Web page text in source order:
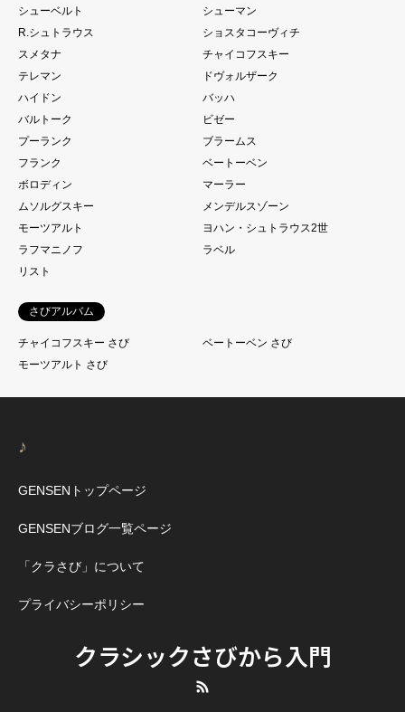
シューベルト
シューマン
R.シュトラウス
ショスタコーヴィチ
スメタナ
チャイコフスキー
テレマン
ドヴォルザーク
ハイドン
バッハ
バルトーク
ビゼー
プーランク
ブラームス
フランク
ベートーベン
ボロディン
マーラー
ムソルグスキー
メンデルスゾーン
モーツアルト
ヨハン・シュトラウス2世
ラフマニノフ
ラベル
リスト
さびアルバム
チャイコフスキー さび
ベートーベン さび
モーツアルト さび
♪
GENSENトップページ
GENSENブログ一覧ページ
「クラさび」について
プライバシーポリシー
クラシックさびから入門